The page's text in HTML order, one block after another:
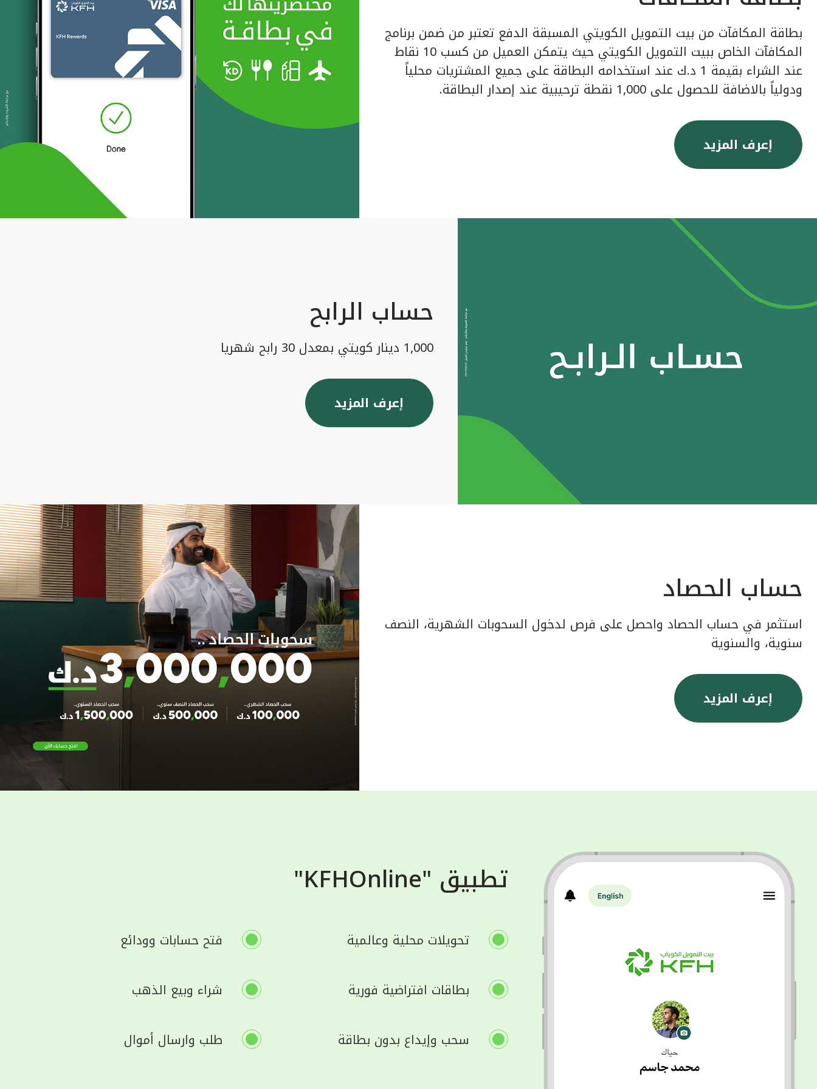
بطاقة المكافآت من بيت التمويل الكويتي المسبقة الدفع تعتبر من ضمن برنامج
المكافآت الخاص ببيت التمويل الكويتي حيث يتمكن العميل من كسب 10 نقاط
عند الشراء بقيمة 1 د.ك عند استخدامه البطاقة على جميع المشتريات محلياً
ودولياً بالاضافة للحصول على 1,000 نقطة ترحيبية عند إصدار البطاقة.
إعرف المزيد
حساب الرابح
1,000 دينار كويتي بمعدل 30 رابح شهريا
إعرف المزيد
حساب الحصاد
استثمر في حساب الحصاد واحصل على فرص لدخول السحوبات الشهرية، النصف
سنوية، والسنوية
إعرف المزيد
تطبيق "KFHOnline"
تحويلات محلية وعالمية فتح حسابات وودائع
بطاقات افتراضية فورية شراء وبيع الذهب
سحب وإيداع بدون بطاقة طلب وارسال أموال